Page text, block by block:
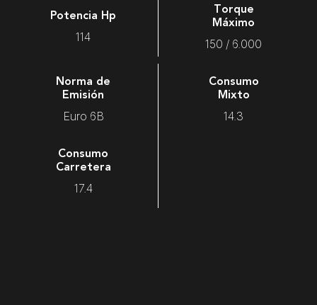
Potencia Hp
114
Torque
Máximo
150 / 6.000
Norma de
Emisión
Euro 6B
Consumo
Mixto
14.3
Consumo
Carretera
17.4